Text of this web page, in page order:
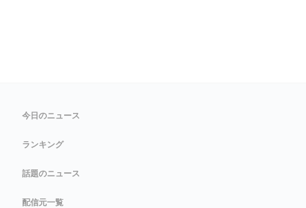
今日のニュース
ランキング
話題のニュース
配信元一覧